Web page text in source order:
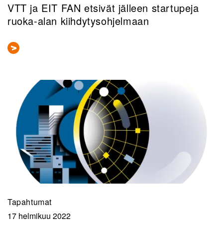
VTT ja EIT FAN etsivät jälleen startupeja
ruoka-alan kiihdytysohjelmaan
Tapahtumat
17 helmikuu 2022